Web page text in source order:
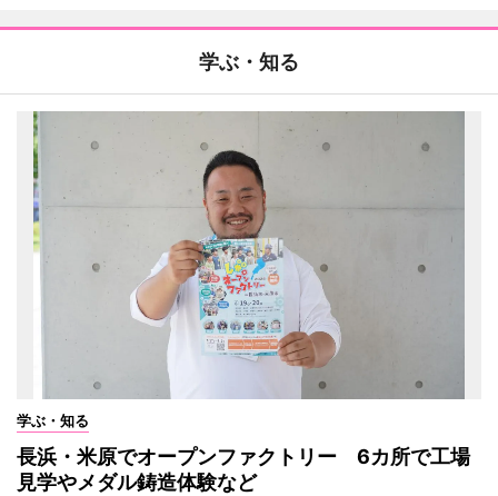
学ぶ・知る
学ぶ・知る
長浜・米原でオープンファクトリー 6カ所で工場
見学やメダル鋳造体験など